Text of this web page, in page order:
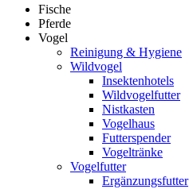
Fische
Pferde
Vogel
Reinigung & Hygiene
Wildvogel
Insektenhotels
Wildvogelfutter
Nistkasten
Vogelhaus
Futterspender
Vogeltränke
Vogelfutter
Ergänzungsfutter